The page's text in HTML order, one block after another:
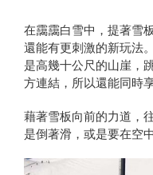
在靄靄白雪中，提著雪
還能有更刺激的新玩法
是高幾十公尺的山崖，
方連結，所以還能同時
藉著雪板向前的力道，
是倒著滑，或是要在空